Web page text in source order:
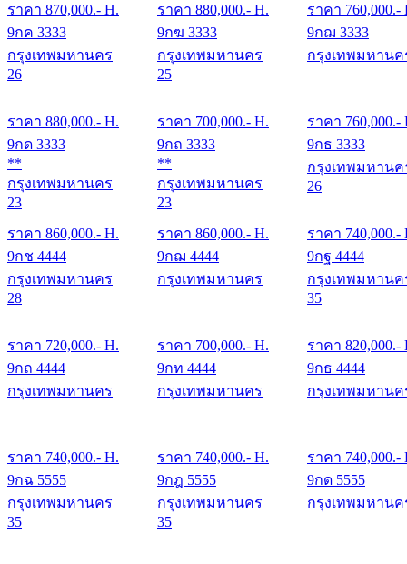
ราคา 870,000.- H.
ราคา 880,000.- H. ราคา 760,000.-
9กค 3333
กรุงเทพมหานคร
26
ราคา 880,000.- H.
9กฆ 3333
กรุงเทพมหานคร
25
ราคา 700,000.- H.
9กฌ 3333
กรุงเทพมหานค
ราคา 760,000.-
9กด 3333
**
กรุงเทพมหานคร
23
ราคา 860,000.- H.
9กถ 3333
**
กรุงเทพมหานคร
23
ราคา 860,000.- H.
9กธ 3333
กรุงเทพมหานค
26
ราคา 740,000.-
9กช 4444
กรุงเทพมหานคร
28
ราคา 720,000.- H.
9กฌ 4444
กรุงเทพมหานคร
ราคา 700,000.- H.
9กฐ 4444
กรุงเทพมหานค
35
ราคา 820,000.-
9กถ 4444
กรุงเทพมหานคร
ราคา 740,000.- H.
9กท 4444
กรุงเทพมหานคร
ราคา 740,000.- H.
9กธ 4444
กรุงเทพมหานค
ราคา 740,000.-
9กฉ 5555
กรุงเทพมหานคร
35
9กฎ 5555
กรุงเทพมหานคร
35
9กด 5555
กรุงเทพมหานค